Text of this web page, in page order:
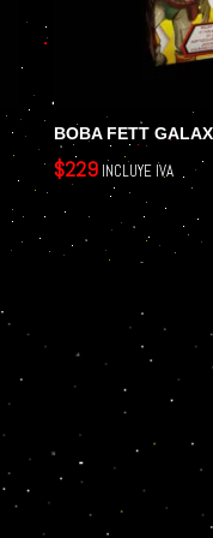
BOBA FETT
$229 INCLUYE IVA